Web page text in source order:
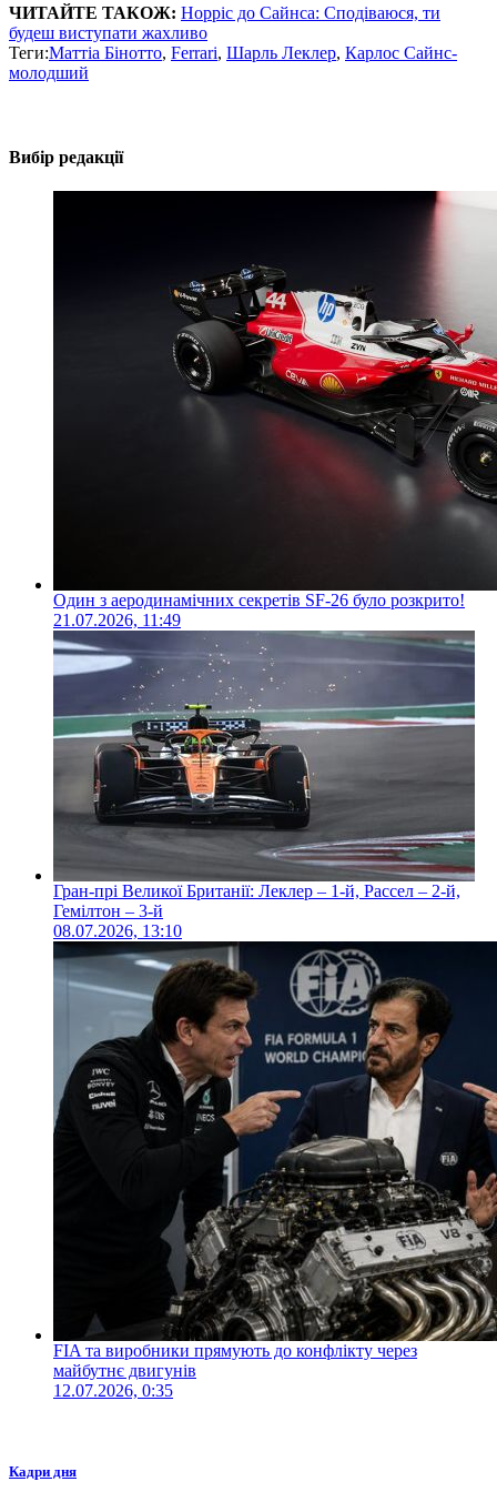
ЧИТАЙТЕ ТАКОЖ: Норріс до Сайнса: Сподіваюся, ти
будеш виступати жахливо
Теги:Маттіа Бінотто, Ferrari, Шарль Леклер, Карлос Сайнс-
молодший
Вибір редакції
Один з аеродинамічних секретів SF-26 було розкрито!
21.07.2026, 11:49
Гран-прі Великої Британії: Леклер – 1-й, Рассел – 2-й,
Гемілтон – 3-й
08.07.2026, 13:10
FIA та виробники прямують до конфлікту через
майбутнє двигунів
12.07.2026, 0:35
Кадри дня